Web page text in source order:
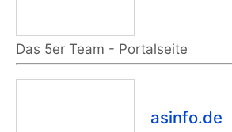
Das 5er Team - Portalseite
asinfo.de